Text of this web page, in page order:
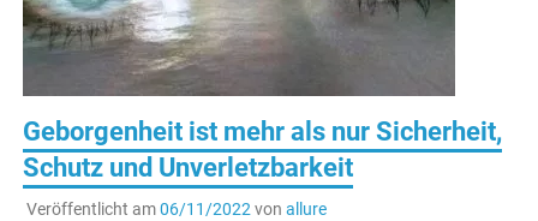
Geborgenheit ist mehr als nur Sicherheit,
Schutz und Unverletzbarkeit
Veröffentlicht am06/11/2022von allure